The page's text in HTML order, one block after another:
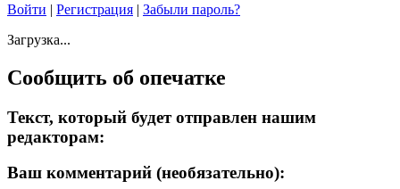
Войти | Регистрация | Забыли пароль?
Загрузка...
Сообщить об опечатке
Текст, который будет отправлен нашим
редакторам:
Ваш комментарий (необязательно):